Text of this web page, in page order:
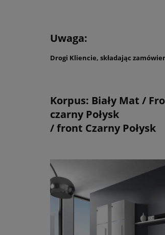
Uwaga:
Drogi Kliencie, składając
Korpus: Biały Mat
czarny
/ front Czarny Połysk